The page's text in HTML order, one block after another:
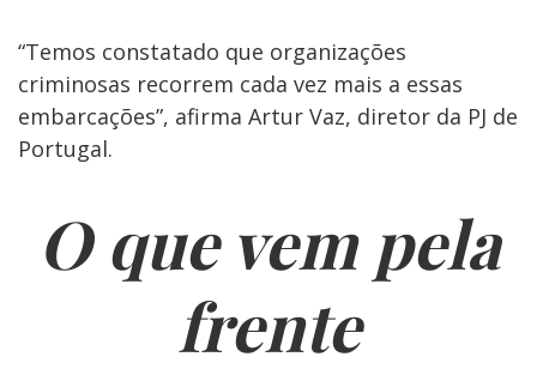
“Temos constatado que organizações
criminosas recorrem cada vez mais a essas
embarcações”, afirma Artur Vaz, diretor da PJ de
Portugal.
O que vem pela
frente